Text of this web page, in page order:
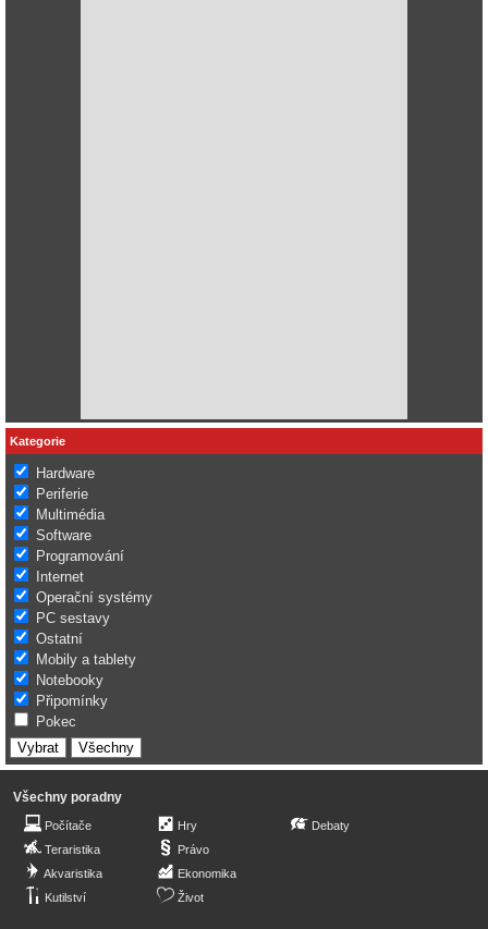
Kategorie
Hardware
Periferie
Multimédia
Software
Programování
Internet
Operační systémy
PC sestavy
Ostatní
Mobily a tablety
Notebooky
Připomínky
Pokec
Všechny poradny
Počítače
Teraristika
Akvaristika
Kutilství
Hry
Právo
Ekonomika
Život
Debaty